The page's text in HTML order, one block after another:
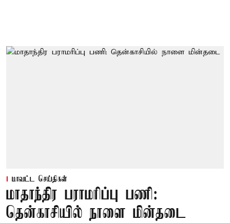
மாவட்ட செய்திகள்
மாதாந்திர பராமரிப்பு பணி:
தென்காசியில் நாளை மின்தடை